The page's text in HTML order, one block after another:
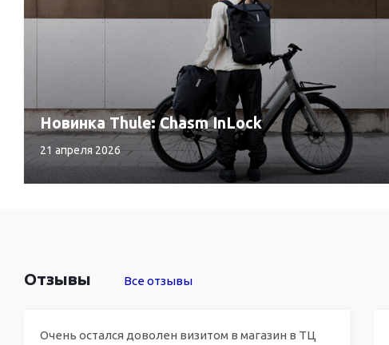
Новинка Thule: Chasm InLock
21 апреля 2026
Отзывы Все отзывы
Очень остался доволен визитом в магазин в ТЦ